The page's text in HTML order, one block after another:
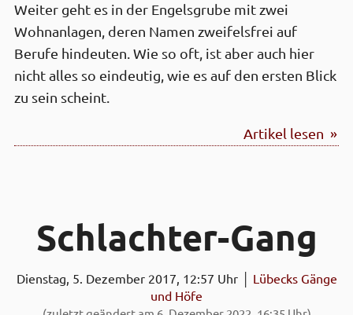
Weiter geht es in der Engelsgrube mit zwei
Wohnanlagen, deren Namen zweifelsfrei auf
Berufe hindeuten. Wie so oft, ist aber auch hier
nicht alles so eindeutig, wie es auf den ersten Blick
zu sein scheint.
Artikel lesen »
Schlachter-Gang
Dienstag, 5. Dezember 2017, 12:57 Uhr │ Lübecks Gänge
und Höfe